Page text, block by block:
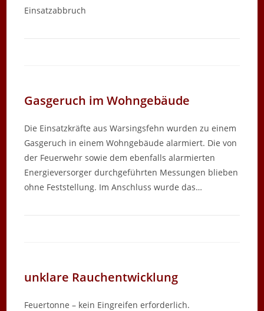
Einsatzabbruch
Gasgeruch im Wohngebäude
Die Einsatzkräfte aus Warsingsfehn wurden zu einem
Gasgeruch in einem Wohngebäude alarmiert. Die von
der Feuerwehr sowie dem ebenfalls alarmierten
Energieversorger durchgeführten Messungen blieben
ohne Feststellung. Im Anschluss wurde das…
unklare Rauchentwicklung
Feuertonne – kein Eingreifen erforderlich.